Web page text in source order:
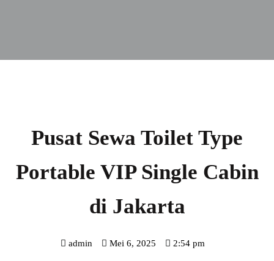
Pusat Sewa Toilet Type
Portable VIP Single Cabin
di Jakarta
admin Mei 6, 2025 2:54 pm